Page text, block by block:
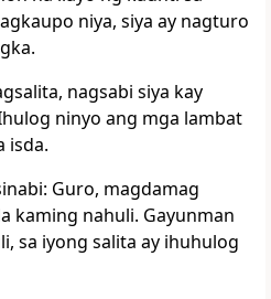
niya, siya ay nagturo
nagsabi siya kay
ninyo ang mga lambat
isda.
Guro, magdamag
kaming nahuli. Gayunman
sa iyong salita ay ihuhulog